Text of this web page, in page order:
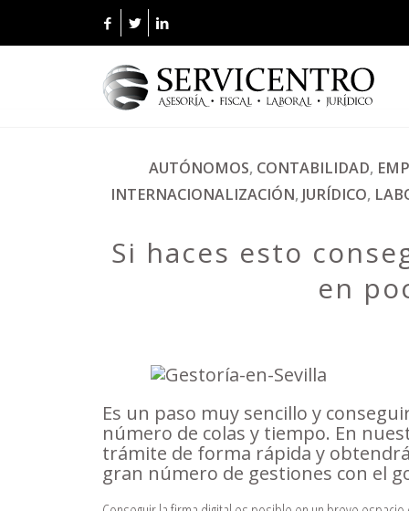
AUTÓNOMOS, CONTABILIDAD,
INTERNACIONALIZACIÓN, JURÍDICO,
Si haces esto
en
Es un paso muy sencillo y
número de colas y tiempo. En
trámite de forma rápida y
gran número de gestiones con el